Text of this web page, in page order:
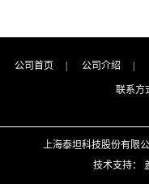
公司首页 公司介绍
联系方
上海泰坦科技股份有限
技术支持：